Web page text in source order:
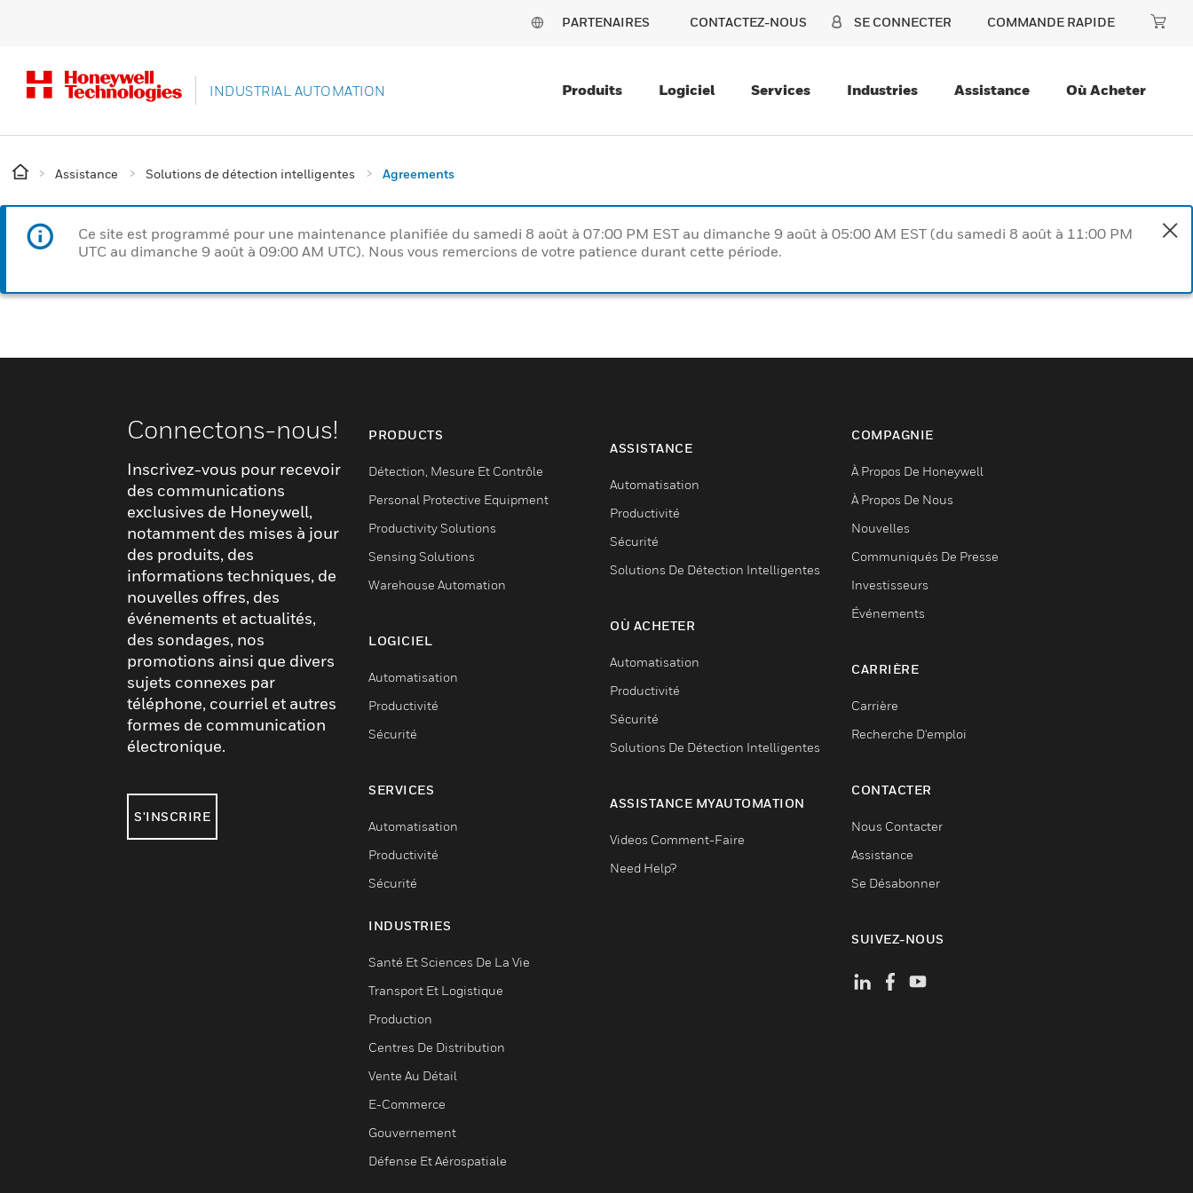
PARTENAIRES CONTACTEZ-NOUS SE CONNECTER COMMANDE RAPIDE
INDUSTRIAL AUTOMATION Produits Logiciel Services Industries Assistance Où Acheter
Assistance Solutions de détection intelligentes Agreements
Ce site est programmé pour une maintenance planifiée du samedi 8 août à 07:00 PM EST au dimanche 9 août à 05:00 AM EST (du samedi 8 août à 11:00 PM
UTC au dimanche 9 août à 09:00 AM UTC). Nous vous remercions de votre patience durant cette période.
Connectons-nous!
Inscrivez-vous pour recevoir
des communications
exclusives de Honeywell,
notamment des mises à jour
des produits, des
informations techniques, de
nouvelles offres, des
événements et actualités,
des sondages, nos
promotions ainsi que divers
sujets connexes par
téléphone, courriel et autres
formes de communication
électronique.
S'INSCRIRE
PRODUCTS
Détection, Mesure Et Contrôle
Personal Protective Equipment
Productivity Solutions
Sensing Solutions
Warehouse Automation
LOGICIEL
Automatisation
Productivité
Sécurité
SERVICES
Automatisation
Productivité
Sécurité
INDUSTRIES
Santé Et Sciences De La Vie
Transport Et Logistique
Production
Centres De Distribution
Vente Au Détail
E-Commerce
Gouvernement
Défense Et Aérospatiale
ASSISTANCE
Automatisation
Productivité
Sécurité
Solutions De Détection Intelligentes
OÙ ACHETER
Automatisation
Productivité
Sécurité
Solutions De Détection Intelligentes
ASSISTANCE MYAUTOMATION
Videos Comment-Faire
Need Help?
COMPAGNIE
À Propos De Honeywell
À Propos De Nous
Nouvelles
Communiqués De Presse
Investisseurs
Événements
CARRIÈRE
Carrière
Recherche D'emploi
CONTACTER
Nous Contacter
Assistance
Se Désabonner
SUIVEZ-NOUS